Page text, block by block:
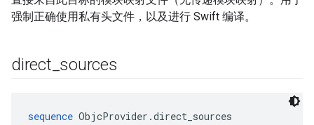
强制正确使用私有头文件，以及进行 Swift 编译。
direct sources
sequence ObjcProvider.direct_sources